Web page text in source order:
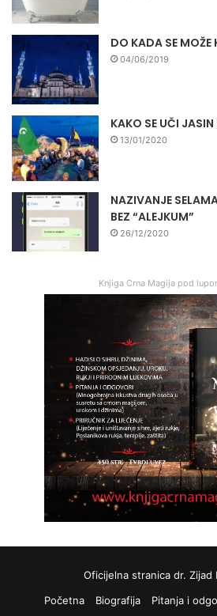
DO KADA SE
04/06/2019
KAKO SE UČI
13/01/2020
NAZIVANJE
BEZ “ALEJKUM”
26/12/2020
Knjiga Crna Magija pod
Oficijelna stranica dr. Zijad
Početna
Biografija Pitanja i